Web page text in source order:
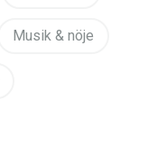
Musik & nöje